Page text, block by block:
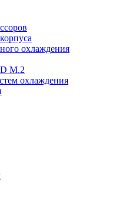
охлаждения
M.2
охлаждения